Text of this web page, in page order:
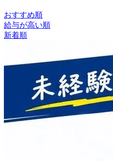
おすすめ順
給与が高い順
新着順